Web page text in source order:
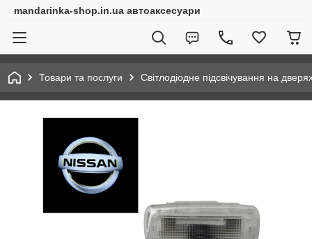
mandarinka-shop.in.ua автоаксесуари
Товари та послуги Світлодіодне підсвічування на